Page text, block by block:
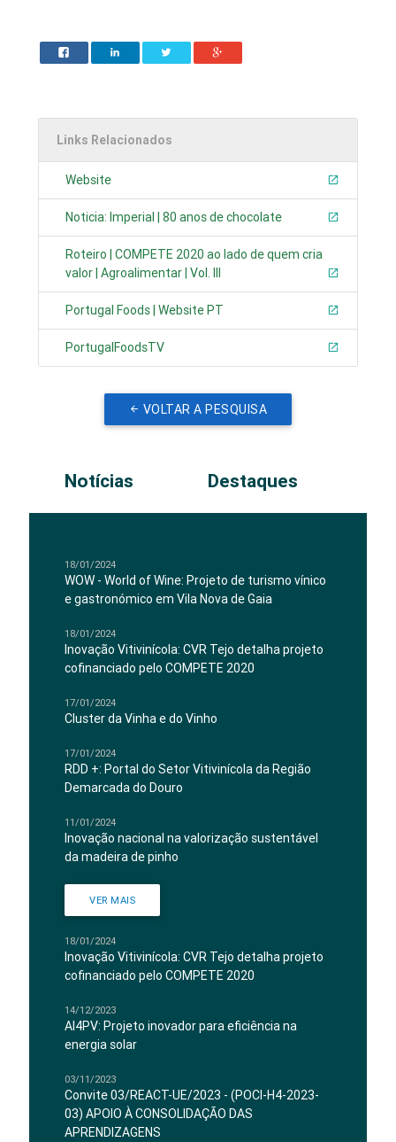
Links Relacionados
Website
Noticia: Imperial | 80 anos de chocolate
Roteiro | COMPETE 2020 ao lado de quem cria
valor | Agroalimentar | Vol. III
Portugal Foods | Website PT
PortugalFoodsTV
VOLTAR A PESQUISA
Notícias Destaques
18/01/2024
WOW - World of Wine: Projeto de turismo vínico
e gastronómico em Vila Nova de Gaia
18/01/2024
Inovação Vitivinícola: CVR Tejo detalha projeto
cofinanciado pelo COMPETE 2020
17/01/2024
Cluster da Vinha e do Vinho
17/01/2024
RDD +: Portal do Setor Vitivinícola da Região
Demarcada do Douro
11/01/2024
Inovação nacional na valorização sustentável
da madeira de pinho
VER MAIS
18/01/2024
Inovação Vitivinícola: CVR Tejo detalha projeto
cofinanciado pelo COMPETE 2020
14/12/2023
AI4PV: Projeto inovador para eficiência na
energia solar
03/11/2023
Convite 03/REACT-UE/2023 - (POCI-H4-2023-
03) APOIO À CONSOLIDAÇÃO DAS
APRENDIZAGENS